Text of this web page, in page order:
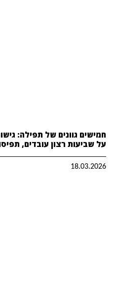
חמישים גוונים של תפילה:
על שביעות רצון עובדים,
18.03.2026